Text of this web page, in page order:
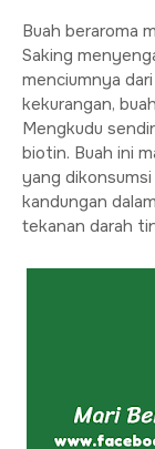
Buah beraroma
Saking
menciumnya
kekurangan,
Mengkudu
biotin. Buah ini
yang
kandungan
tekanan darah